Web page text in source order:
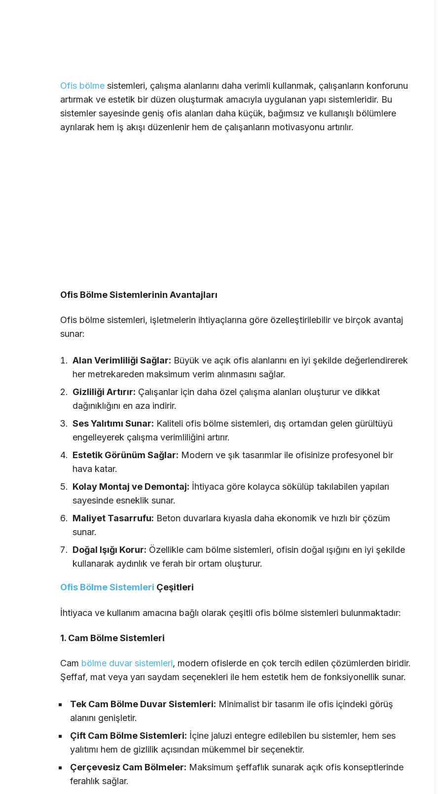
Ofis bölme sistemleri, çalışma alanlarını daha verimli kullanmak, çalışanların konforunu
artırmak ve estetik bir düzen oluşturmak amacıyla uygulanan yapı sistemleridir. Bu
sistemler sayesinde geniş ofis alanları daha küçük, bağımsız ve kullanışlı bölümlere
ayrılarak hem iş akışı düzenlenir hem de çalışanların motivasyonu artırılır.
Ofis Bölme Sistemlerinin Avantajları
Ofis bölme sistemleri, işletmelerin ihtiyaçlarına göre özelleştirilebilir ve birçok avantaj
sunar:
Alan Verimliliği Sağlar: Büyük ve açık ofis alanlarını en iyi şekilde değerlendirerek
her metrekareden maksimum verim alınmasını sağlar.
Gizliliği Artırır: Çalışanlar için daha özel çalışma alanları oluşturur ve dikkat
dağınıklığını en aza indirir.
Ses Yalıtımı Sunar: Kaliteli ofis bölme sistemleri, dış ortamdan gelen gürültüyü
engelleyerek çalışma verimliliğini artırır.
Estetik Görünüm Sağlar: Modern ve şık tasarımlar ile ofisinize profesyonel bir
hava katar.
Kolay Montaj ve Demontaj: İhtiyaca göre kolayca sökülüp takılabilen yapıları
sayesinde esneklik sunar.
Maliyet Tasarrufu: Beton duvarlara kıyasla daha ekonomik ve hızlı bir çözüm
sunar.
Doğal Işığı Korur: Özellikle cam bölme sistemleri, ofisin doğal ışığını en iyi şekilde
kullanarak aydınlık ve ferah bir ortam oluşturur.
Ofis Bölme Sistemleri Çeşitleri
İhtiyaca ve kullanım amacına bağlı olarak çeşitli ofis bölme sistemleri bulunmaktadır:
1. Cam Bölme Sistemleri
Cam bölme duvar sistemleri, modern ofislerde en çok tercih edilen çözümlerden biridir.
Şeffaf, mat veya yarı saydam seçenekleri ile hem estetik hem de fonksiyonellik sunar.
Tek Cam Bölme Duvar Sistemleri: Minimalist bir tasarım ile ofis içindeki görüş
alanını genişletir.
Çift Cam Bölme Sistemleri: İçine jaluzi entegre edilebilen bu sistemler, hem ses
yalıtımı hem de gizlilik açısından mükemmel bir seçenektir.
Çerçevesiz Cam Bölmeler: Maksimum şeffaflık sunarak açık ofis konseptlerinde
ferahlık sağlar.